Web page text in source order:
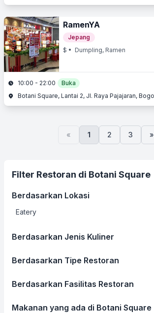
RamenYA
Jepang
$ • Dumpling, Ramen
10:00 - 22:00
Buka
« 1 2 3 »
Filter Restoran di Botani Square
Berdasarkan Lokasi
Eatery
Berdasarkan Jenis Kuliner
Berdasarkan Tipe Restoran
Berdasarkan Fasilitas Restoran
Makanan yang ada di Botani Square